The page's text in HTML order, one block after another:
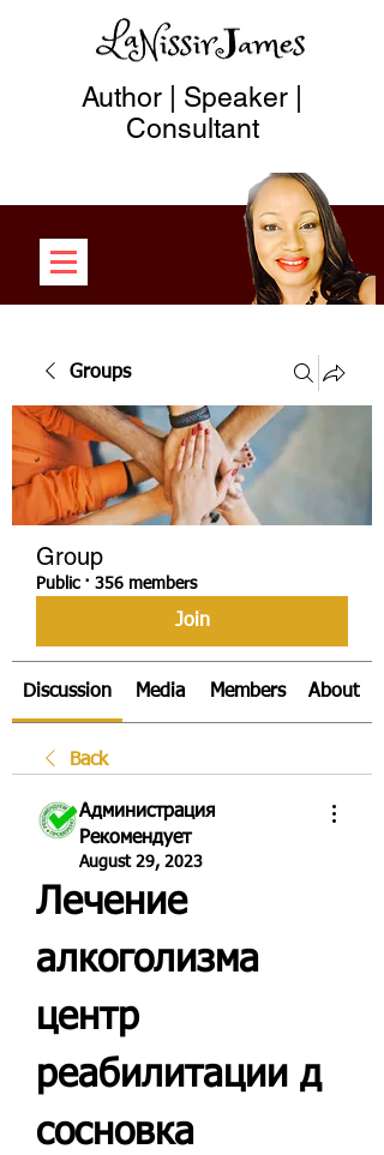
Author | Speaker |
Consultant
Groups
Group
Public · 356 members
Join
Discussion Media Members About
Back
Администрация
Рекомендует
August 29, 2023
Лечение
алкоголизма
центр
реабилитации д
сосновка